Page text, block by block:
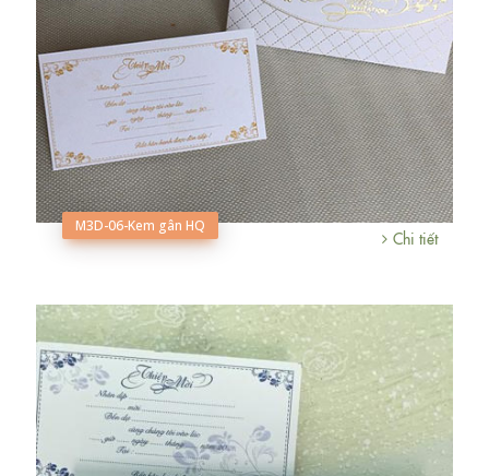
M3D-06-Kem gân HQ
Chi tiết